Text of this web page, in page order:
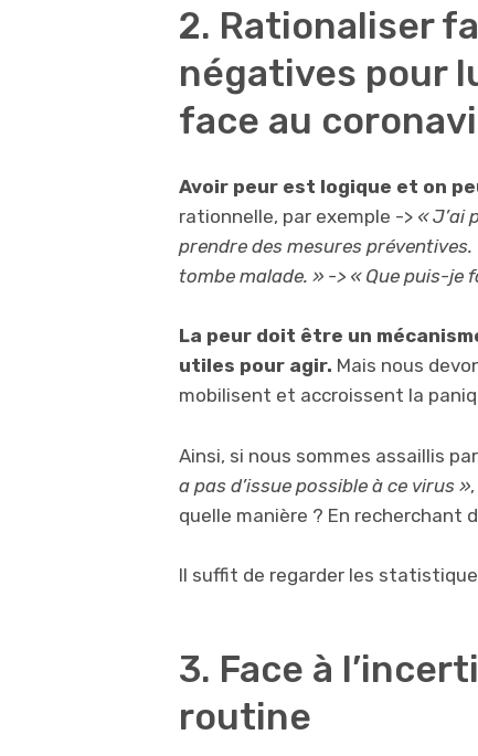
2. Rationaliser
négatives pour
face au
Avoir peur est logique et on
rationnelle, par exemple -> « J’ai
prendre des mesures
tombe malade. » -> « Que puis-je
La peur doit être un
utiles pour agir. Mais nous
mobilisent et accroissent la
Ainsi, si nous sommes assaillis
a pas d’issue possible à ce virus »
quelle manière ? En recherchant
Il suffit de regarder les
3. Face à
routine